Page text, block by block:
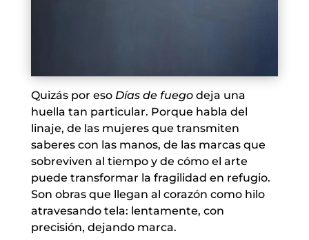
Quizás por eso Días de fuegodeja una
huella tan particular. Porque habla del
linaje, de las mujeres que transmiten
saberes con las manos, de las marcas que
sobreviven al tiempo y de cómo el arte
puede transformar la fragilidad en refugio.
Son obras que llegan al corazón como hilo
atravesando tela: lentamente, con
precisión, dejando marca.